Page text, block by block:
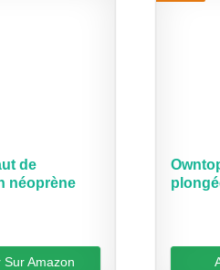
de
néoprène
Sur Amazon